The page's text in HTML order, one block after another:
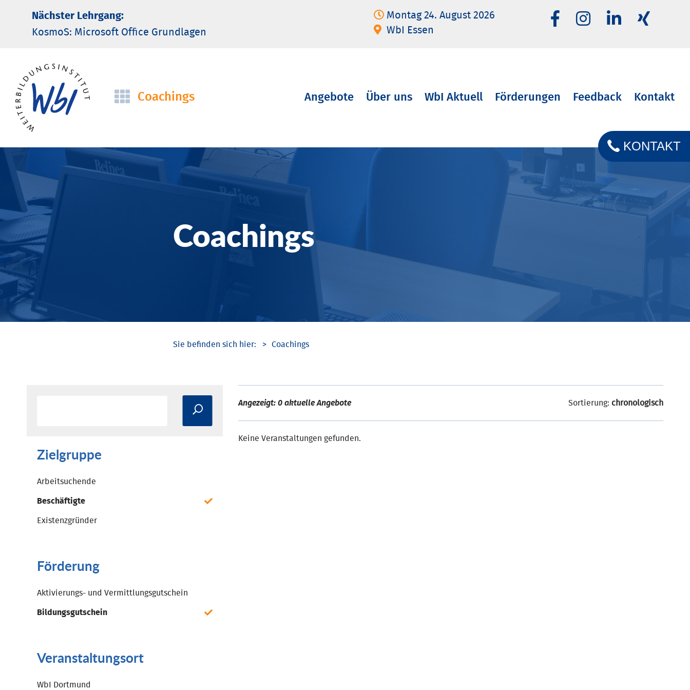
Nächster Lehrgang:
KosmoS: Microsoft Office Grund­lagen
Montag 24. August 2026
WbI Essen
Navigation
Coachings
Navigation
Angebote Über uns WbI Aktuell Förderungen Feedback Kontakt
Coachings
KONTAKT
Coachings
Zielgruppe
Arbeitsuchende
Beschäftigte
Existenzgründer
Förderung
Aktivierungs- und Vermittlungsgutschein
Bildungsgutschein
Veranstaltungsort
WbI Dortmund
Angezeigt: 0 aktuelle Angebote Sortierung: chronologisch
Keine Veranstaltungen gefunden.